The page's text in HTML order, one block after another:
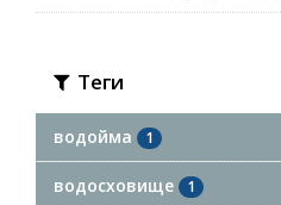
Теги
водойма 1
водосховище 1